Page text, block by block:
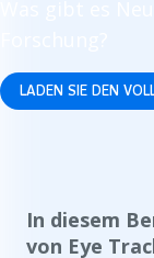
LADEN SIE DEN
In diesem
von Eye